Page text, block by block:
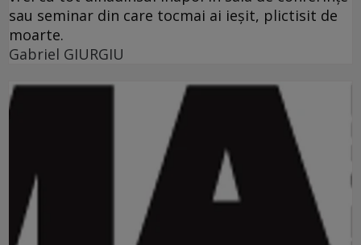
sau seminar din care tocmai ai ieşit, plictisit de
moarte.
Gabriel GIURGIU